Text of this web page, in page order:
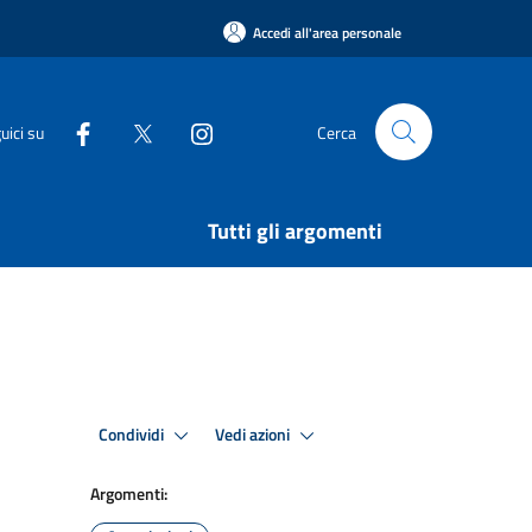
Accedi all'area personale
su Cerca
Tutti gli argomenti
Condividi Vedi azioni
Argomenti: